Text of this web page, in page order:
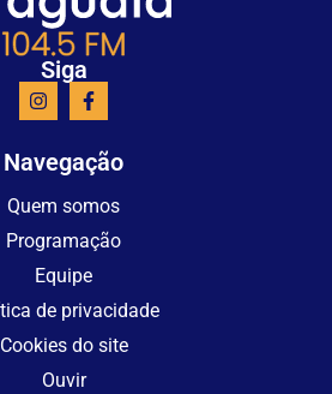
Siga
Navegação
Quem somos
Programação
Equipe
de privacidade
Cookies do site
Ouvir